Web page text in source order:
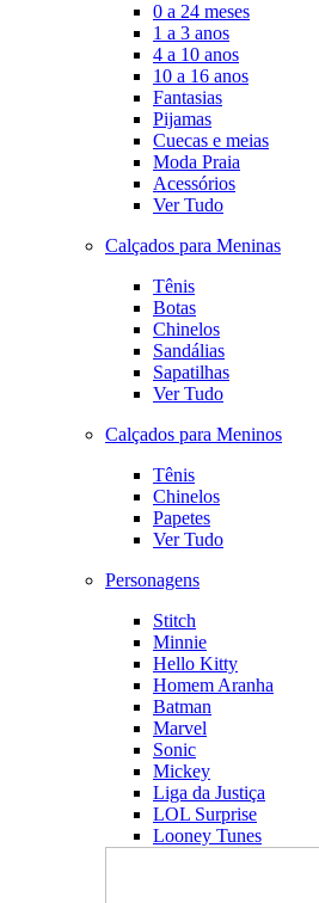
0 a 24 meses
1 a 3 anos
4 a 10 anos
10 a 16 anos
Fantasias
Pijamas
Cuecas e meias
Moda Praia
Acessórios
Ver Tudo
Calçados para Meninas
Tênis
Botas
Chinelos
Sandálias
Sapatilhas
Ver Tudo
Calçados para Meninos
Tênis
Chinelos
Papetes
Ver Tudo
Personagens
Stitch
Minnie
Hello Kitty
Homem Aranha
Batman
Marvel
Sonic
Mickey
Liga da Justiça
LOL Surprise
Looney Tunes